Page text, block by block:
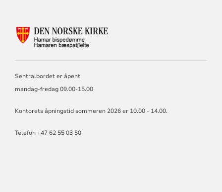
Sentralbordet er åpent
mandag-fredag 09.00-15.00
Kontorets åpningstid sommeren 2026 er 10.00 - 14.00.
Telefon +47 62 55 03 50